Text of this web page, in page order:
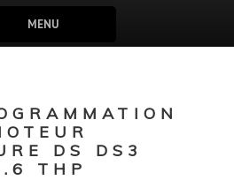
MENU
DS DS3
THP